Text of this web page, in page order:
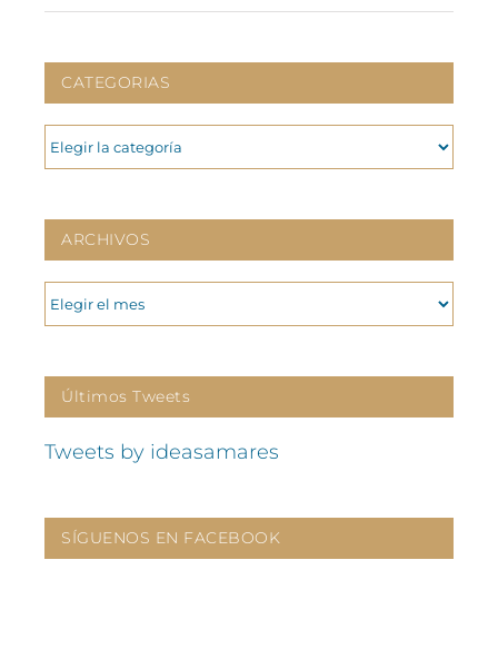
CATEGORIAS
CATEGORIAS
ARCHIVOS
ARCHIVOS
Últimos Tweets
Tweets by ideasamares
SÍGUENOS EN FACEBOOK